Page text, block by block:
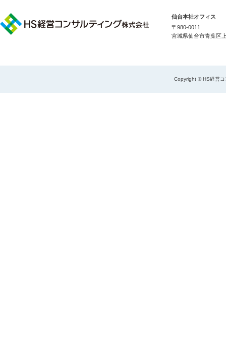
仙台本社オフィス
〒980-0011
宮城県仙台市青葉区
Copyright © HS経営